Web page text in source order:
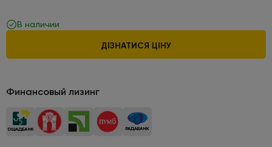
В наличии
ДІЗНАТИСЯ ЦІНУ
Финансовый лизинг